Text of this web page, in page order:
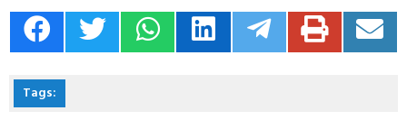
Tags: